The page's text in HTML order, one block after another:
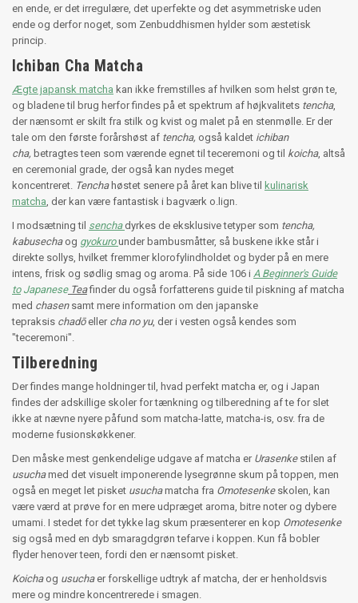
en ende, er det irregulære, det uperfekte og det asymmetriske uden
ende og derfor noget, som Zenbuddhismen hylder som æstetisk
princip.
Ichiban Cha Matcha
Ægte japansk matcha kan ikke fremstilles af hvilken som helst grøn te,
og bladene til brug herfor findes på et spektrum af højkvalitets tencha,
der nænsomt er skilt fra stilk og kvist og malet på en stenmølle. Er der
tale om den første forårshøst af tencha, også kaldet ichiban
cha, betragtes teen som værende egnet til teceremoni og til koicha, altså
en ceremonial grade, der også kan nydes meget
koncentreret. Tenchahøstet senere på året kan blive til kulinarisk
matcha, der kan være fantastisk i bagværk o.lign.
I modsætning til sencha dyrkes de eksklusive tetyper som tencha,
kabusecha og gyokuro under bambusmåtter, så buskene ikke står i
direkte sollys, hvilket fremmer klorofylindholdet og byder på en mere
intens, frisk og sødlig smag og aroma. På side 106 i A Beginner's Guide
toJapaneseTea finder du også forfatterens guide til piskning af matcha
med chasen samt mere information om den japanske
tepraksis chadōeller cha no yu, der i vesten også kendes som
"teceremoni".
Tilberedning
Der findes mange holdninger til, hvad perfekt matcha er, og i Japan
findes der adskillige skoler for tænkning og tilberedning af te for slet
ikke at nævne nyere påfund som matcha-latte, matcha-is, osv. fra de
moderne fusionskøkkener.
Den måske mest genkendelige udgave af matcha er Urasenke stilen af
usuchamed det visuelt imponerende lysegrønne skum på toppen, men
også en meget let pisket usuchamatcha fra Omotesenkeskolen, kan
være værd at prøve for en mere udpræget aroma, bitre noter og dybere
umami. I stedet for det tykke lag skum præsenterer en kop Omotesenke
sig også med en dyb smaragdgrøn tefarve i koppen. Kun få bobler
flyder henover teen, fordi den er nænsomt pisket.
Koichaog usucha er forskellige udtryk af matcha, der er henholdsvis
mere og mindre koncentrerede i smagen.